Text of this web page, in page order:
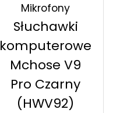
Mikrofony
Słuchawki
komputerowe
Mchose V9
Pro Czarny
(HWV92)